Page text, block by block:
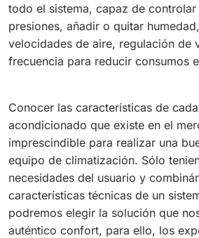
todo el sistema, capaz de controlar
presiones, añadir o quitar
velocidades de aire, regulación de
frecuencia para reducir consumos
Conocer las características de
acondicionado que existe en el
imprescindible para realizar una
equipo de climatización. Sólo
necesidades del usuario y
características técnicas de un
podremos elegir la solución que
auténtico confort, para ello, los